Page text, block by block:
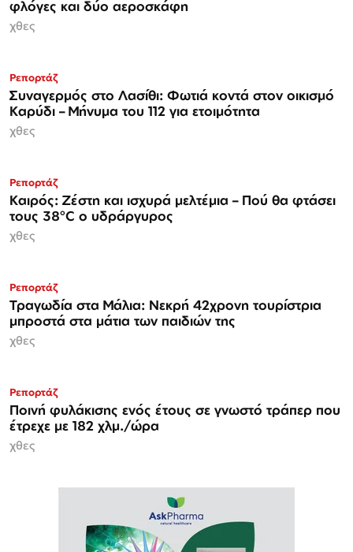
φλόγες και δύο αεροσκάφη
χθες
Ρεπορτάζ
Συναγερμός στο Λασίθι: Φωτιά κοντά στον οικισμό
Καρύδι – Μήνυμα του 112 για ετοιμότητα
χθες
Ρεπορτάζ
Καιρός: Ζέστη και ισχυρά μελτέμια – Πού θα φτάσει
τους 38°C ο υδράργυρος
χθες
Ρεπορτάζ
Τραγωδία στα Μάλια: Νεκρή 42χρονη τουρίστρια
μπροστά στα μάτια των παιδιών της
χθες
Ρεπορτάζ
Ποινή φυλάκισης ενός έτους σε γνωστό τράπερ που
έτρεχε με 182 χλμ./ώρα
χθες